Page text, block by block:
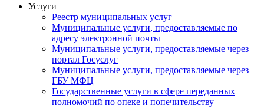
Услуги
Реестр муниципальных услуг
Муниципальные услуги, предоставляемые по
адресу электронной почты
Муниципальные услуги, предоставляемые через
портал Госуслуг
Муниципальные услуги, предоставляемые через
ГБУ МФЦ
Государственные услуги в сфере переданных
полномочий по опеке и попечительству